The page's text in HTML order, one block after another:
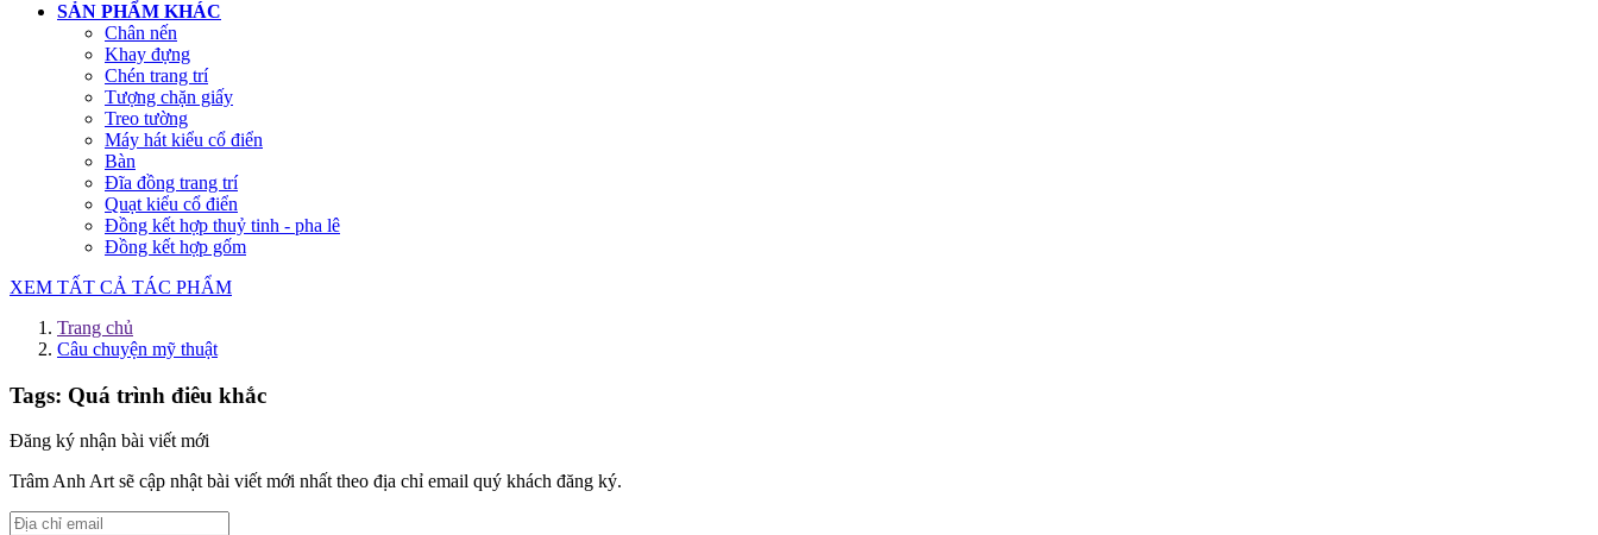
SẢN PHẨM KHÁC
Chân nến
Khay đựng
Chén trang trí
Tượng chặn giấy
Treo tường
Máy hát kiểu cổ điển
Bàn
Đĩa đồng trang trí
Quạt kiểu cổ điển
Đồng kết hợp thuỷ tinh - pha lê
Đồng kết hợp gốm
XEM TẤT CẢ TÁC PHẨM
Trang chủ
Câu chuyện mỹ thuật
Tags: Quá trình điêu khắc
Đăng ký nhận bài viết mới
Trâm Anh Art sẽ cập nhật bài viết mới nhất theo địa chỉ email quý khách đăng ký.